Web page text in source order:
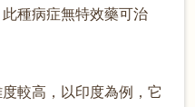
種病症無特效藥可治
較高，以印度為例，它